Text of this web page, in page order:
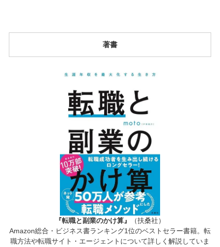
著書
『転職と副業のかけ算』
（扶桑社）
Amazon総合・ビジネス書ランキング1位のベストセラー書籍。転
職方法や転職サイト・エージェントについて詳しく解説していま